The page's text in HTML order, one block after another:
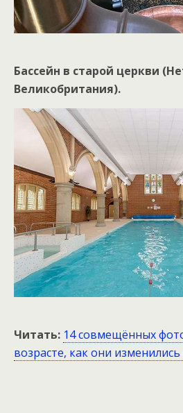
Бассейн в старой церкви
Великобритания).
Читать: 14 совмещённых
возрасте, как они